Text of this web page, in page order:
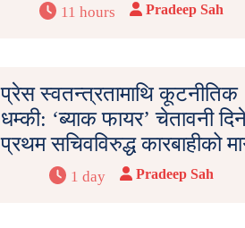
11 hours Pradeep Sah
प्रेस स्वतन्त्रतामाथि कूटनीतिक
धम्की: ‘ब्याक फायर’ चेतावनी
प्रथम सचिवविरुद्ध कारबाहीको
1 day Pradeep Sah